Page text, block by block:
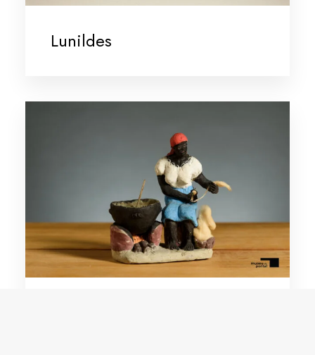
Lunildes